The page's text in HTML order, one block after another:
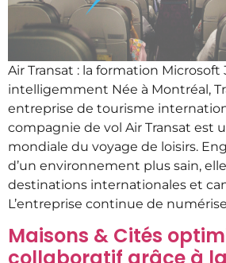
Air Transat : la formation Microsoft
intelligemment Née à Montréal,
entreprise de tourisme
compagnie de vol Air Transat est
mondiale du voyage de loisirs.
d’un environnement plus sain,
destinations internationales et
L’entreprise continue de
Maisons & Cités